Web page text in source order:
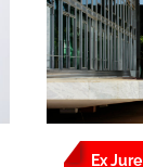
Ex Jure